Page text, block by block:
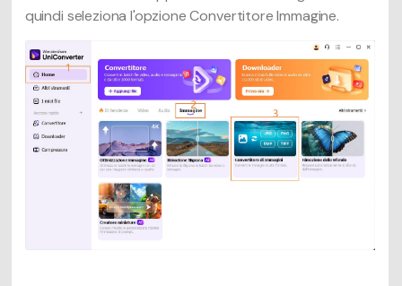
quindi seleziona l'opzione Convertitore Immagine.